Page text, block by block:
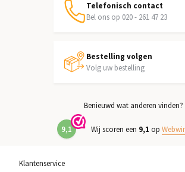
Telefonisch contact
Bel ons op 020 - 261 47 23
Bestelling volgen
Volg uw bestelling
Benieuwd wat anderen vinden?
9,1 Wij scoren een 9,1 op
Klantenservice